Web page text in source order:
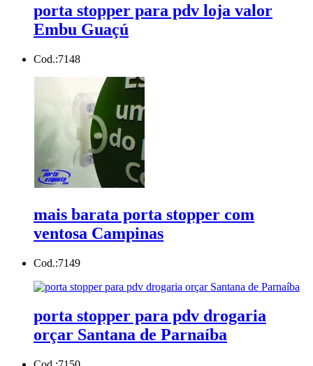
porta stopper para pdv loja valor
Embu Guaçú
Cod.:7148
mais barata porta stopper com
ventosa Campinas
Cod.:7149
porta stopper para pdv drogaria
orçar Santana de Parnaíba